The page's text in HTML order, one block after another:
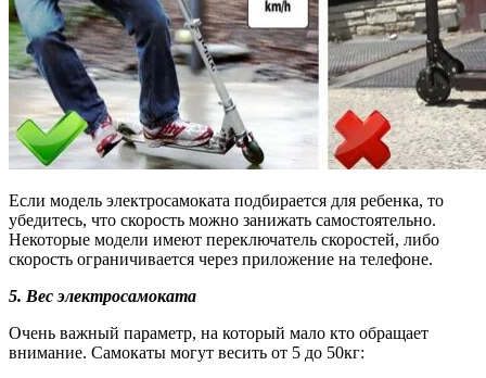
Если модель электросамоката подбирается для ребенка, то
убедитесь, что скорость можно занижать самостоятельно.
Некоторые модели имеют переключатель скоростей, либо
скорость ограничивается через приложение на телефоне.
5. Вес электросамоката
Очень важный параметр, на который мало кто обращает
внимание. Самокаты могут весить от 5 до 50кг: